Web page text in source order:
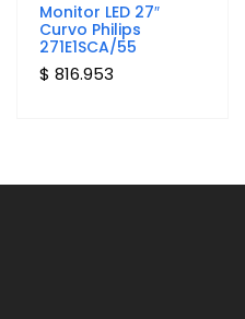
Monitor LED 27″
Curvo Philips
271E1SCA/55
$ 816.953